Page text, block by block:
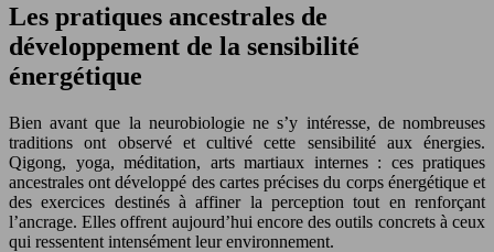
Les pratiques ancestrales de
développement de la sensibilité
énergétique
Bien avant que la neurobiologie ne s’y intéresse, de nombreuses
traditions ont observé et cultivé cette sensibilité aux énergies.
Qigong, yoga, méditation, arts martiaux internes : ces pratiques
ancestrales ont développé des cartes précises du corps énergétique et
des exercices destinés à affiner la perception tout en renforçant
l’ancrage. Elles offrent aujourd’hui encore des outils concrets à ceux
qui ressentent intensément leur environnement.